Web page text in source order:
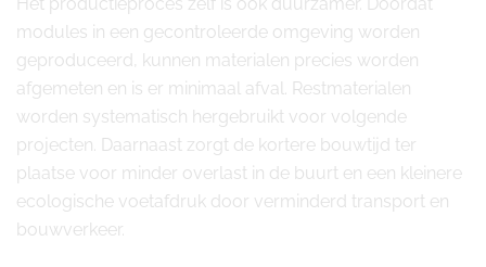
Het productieproces zelf is ook duurzamer. Doordat
modules in een gecontroleerde omgeving worden
geproduceerd, kunnen materialen precies worden
afgemeten en is er minimaal afval. Restmaterialen
worden systematisch hergebruikt voor volgende
projecten. Daarnaast zorgt de kortere bouwtijd ter
plaatse voor minder overlast in de buurt en een kleinere
ecologische voetafdruk door verminderd transport en
bouwverkeer.